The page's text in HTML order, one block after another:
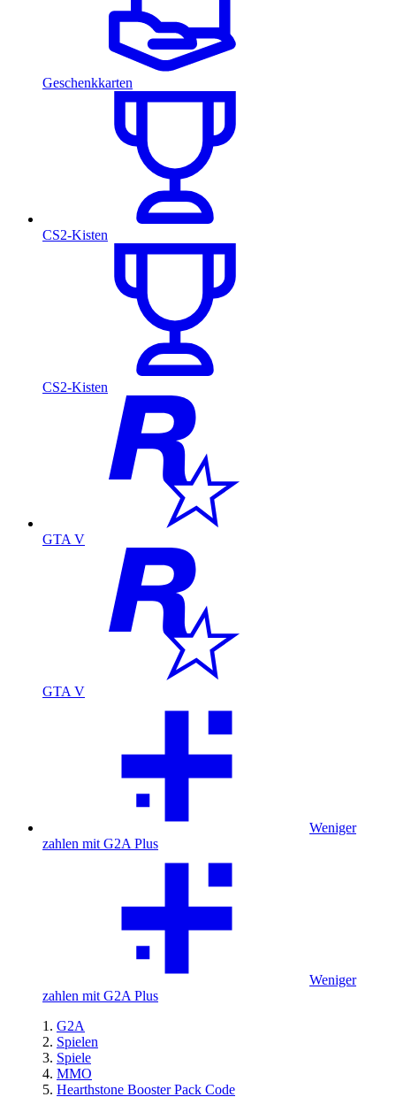
Geschenkkarten
CS2-Kisten
CS2-Kisten
GTA V
GTA V
Weniger
zahlen mit G2A Plus
Weniger
zahlen mit G2A Plus
G2A
Spielen
Spiele
MMO
Hearthstone Booster Pack Code